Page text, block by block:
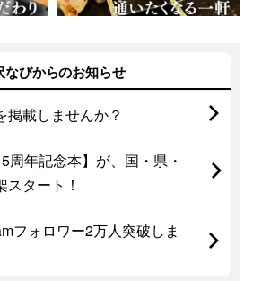
なびからのお知らせ
掲載しませんか？
周年記念本】が、国・県・
タート！
フォロワー2万人突破しま